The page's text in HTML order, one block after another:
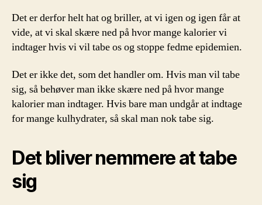
Det er derfor helt hat og briller, at vi igen og igen får at
vide, at vi skal skære ned på hvor mange kalorier vi
indtager hvis vi vil tabe os og stoppe fedme epidemien.
Det er ikke det, som det handler om. Hvis man vil tabe
sig, så behøver man ikke skære ned på hvor mange
kalorier man indtager. Hvis bare man undgår at indtage
for mange kulhydrater, så skal man nok tabe sig.
Det bliver nemmere at tabe
sig